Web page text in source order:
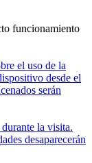
funcionamiento
el uso de la
desde el
serán
la visita.
desaparecerán